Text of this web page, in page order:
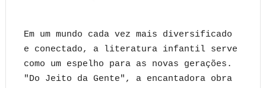
Em um mundo cada vez mais diversificado
e conectado, a literatura infantil serve
como um espelho para as novas gerações.
"Do Jeito da Gente", a encantadora obra